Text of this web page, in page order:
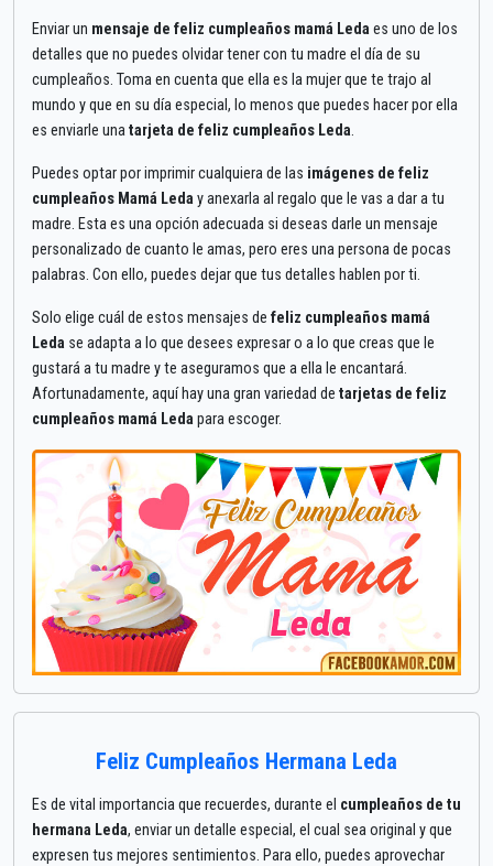
Enviar un mensaje de feliz cumpleaños mamá Leda es uno de los
detalles que no puedes olvidar tener con tu madre el día de su
cumpleaños. Toma en cuenta que ella es la mujer que te trajo al
mundo y que en su día especial, lo menos que puedes hacer por ella
es enviarle unatarjeta de feliz cumpleaños Leda.
Puedes optar por imprimir cualquiera de las imágenes de feliz
cumpleaños Mamá Leda y anexarla al regalo que le vas a dar a tu
madre. Esta es una opción adecuada si deseas darle un mensaje
personalizado de cuanto le amas, pero eres una persona de pocas
palabras. Con ello, puedes dejar que tus detalles hablen por ti.
Solo elige cuál de estos mensajes de feliz cumpleaños mamá
Leda se adapta a lo que desees expresar o a lo que creas que le
gustará a tu madre y te aseguramos que a ella le encantará.
Afortunadamente, aquí hay una gran variedad de tarjetas de feliz
cumpleaños mamá Leda para escoger.
Feliz Cumpleaños Hermana Leda
Es de vital importancia que recuerdes, durante el cumpleaños de tu
hermana Leda, enviar un detalle especial, el cual sea original y que
expresen tus mejores sentimientos. Para ello, puedes aprovechar